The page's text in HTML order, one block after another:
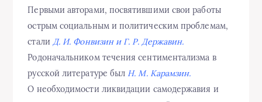
Первыми авторами, посвятившими свои работы
острым социальным и политическим проблемам,
стали Д. И. Фонвизин и Г. Р. Державин.
Родоначальником течения сентиментализма в
русской литературе был Н. М. Карамзин.
О необходимости ликвидации самодержавия и